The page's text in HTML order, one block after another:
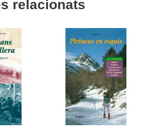
relacionats